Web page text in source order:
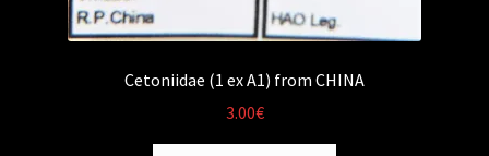
Cetoniidae (1 ex A1) from CHINA
3.00€